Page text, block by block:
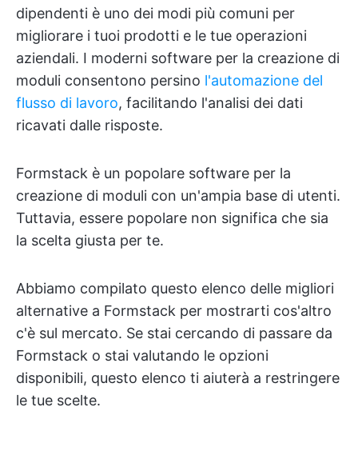
dipendenti è uno dei modi più comuni per
migliorare i tuoi prodotti e le tue operazioni
aziendali. I moderni software per la creazione di
moduli consentono persino l'automazione del
flusso di lavoro, facilitando l'analisi dei dati
ricavati dalle risposte.
Formstack è un popolare software per la
creazione di moduli con un'ampia base di utenti.
Tuttavia, essere popolare non significa che sia
la scelta giusta per te.
Abbiamo compilato questo elenco delle migliori
alternative a Formstack per mostrarti cos'altro
c'è sul mercato. Se stai cercando di passare da
Formstack o stai valutando le opzioni
disponibili, questo elenco ti aiuterà a restringere
le tue scelte.